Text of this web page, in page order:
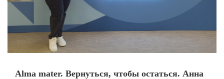
Alma mater. Вернуться, чтобы остаться. Анна